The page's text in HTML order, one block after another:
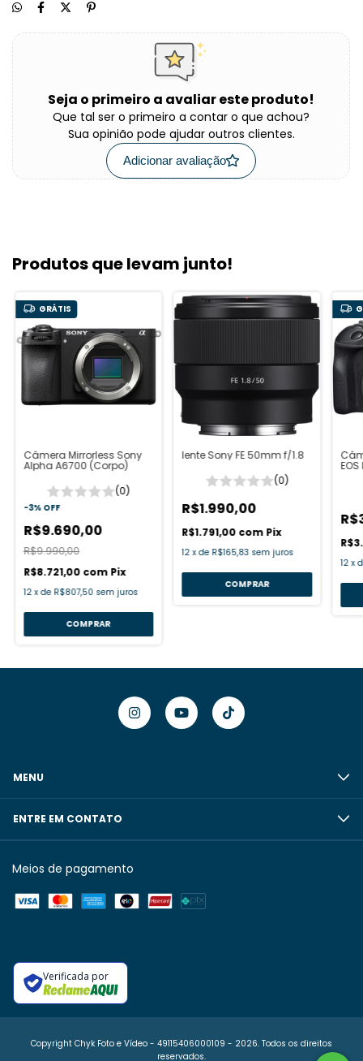
Seja o primeiro a avaliar este produto!
Que tal ser o primeiro a contar o que achou?
Sua opinião pode ajudar outros clientes.
Adicionar avaliação
Produtos que levam junto!
GRÁTIS
Câmera Mirrorless Sony
Alpha A6700 (Corpo)
(0)
-3% OFF
R$9.690,00
R$9.990,00
R$8.721,00 com Pix
12 xde R$807,50 sem juros
lente Sony FE 50mm f/1.8
(0)
R$1.990,00
R$1.791,00 com Pix
12 xde R$165,83 sem juros
12 x
MENU
ENTRE EM CONTATO
Meios de pagamento
Verificada por
Copyright Chyk Foto e Vídeo - 49115406000109 - 2026. Todos os direitos
reservados.